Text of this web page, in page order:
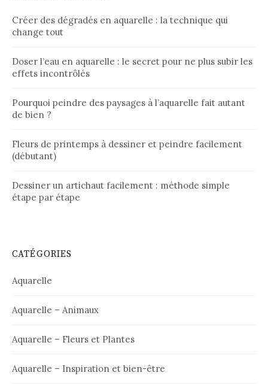
Créer des dégradés en aquarelle : la technique qui
change tout
Doser l’eau en aquarelle : le secret pour ne plus subir les
effets incontrôlés
Pourquoi peindre des paysages à l’aquarelle fait autant
de bien ?
Fleurs de printemps à dessiner et peindre facilement
(débutant)
Dessiner un artichaut facilement : méthode simple
étape par étape
CATÉGORIES
Aquarelle
Aquarelle – Animaux
Aquarelle – Fleurs et Plantes
Aquarelle – Inspiration et bien-être